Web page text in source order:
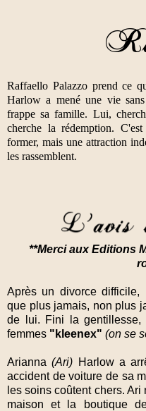
Raffaello Palazzo prend ce
Harlow a mené une vie
frappe sa famille. Lui,
cherche la rédemption.
former, mais une attraction
les rassemblent.
**Merci aux Editions
Après un divorce difficile,
que plus jamais, non plus
de lui. Fini la
femmes "kleenex" (on se
Arianna(Ari) Harlow a
accident de voiture de sa
les soins coûtent chers.
maison et la boutique